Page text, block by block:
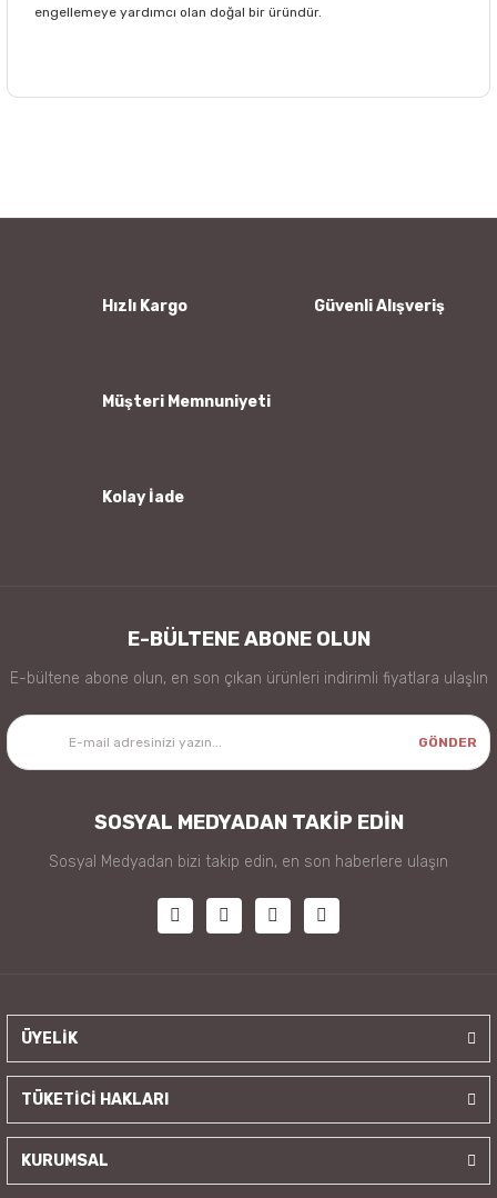
engellemeye yardımcı olan doğal bir üründür.
Ürün bilgilerinde hatalar bulunuyor.
Hızlı Kargo Güvenli Alışveriş
Müşteri Memnuniyeti
Kolay İade
E-BÜLTENE ABONE OLUN
E-bültene abone olun, en son çıkan ürünleri indirimli fiyatlara ulaşlın
GÖNDER
SOSYAL MEDYADAN TAKİP EDİN
Sosyal Medyadan bizi takip edin, en son haberlere ulaşın
ÜYELİK
TÜKETİCİ HAKLARI
KURUMSAL